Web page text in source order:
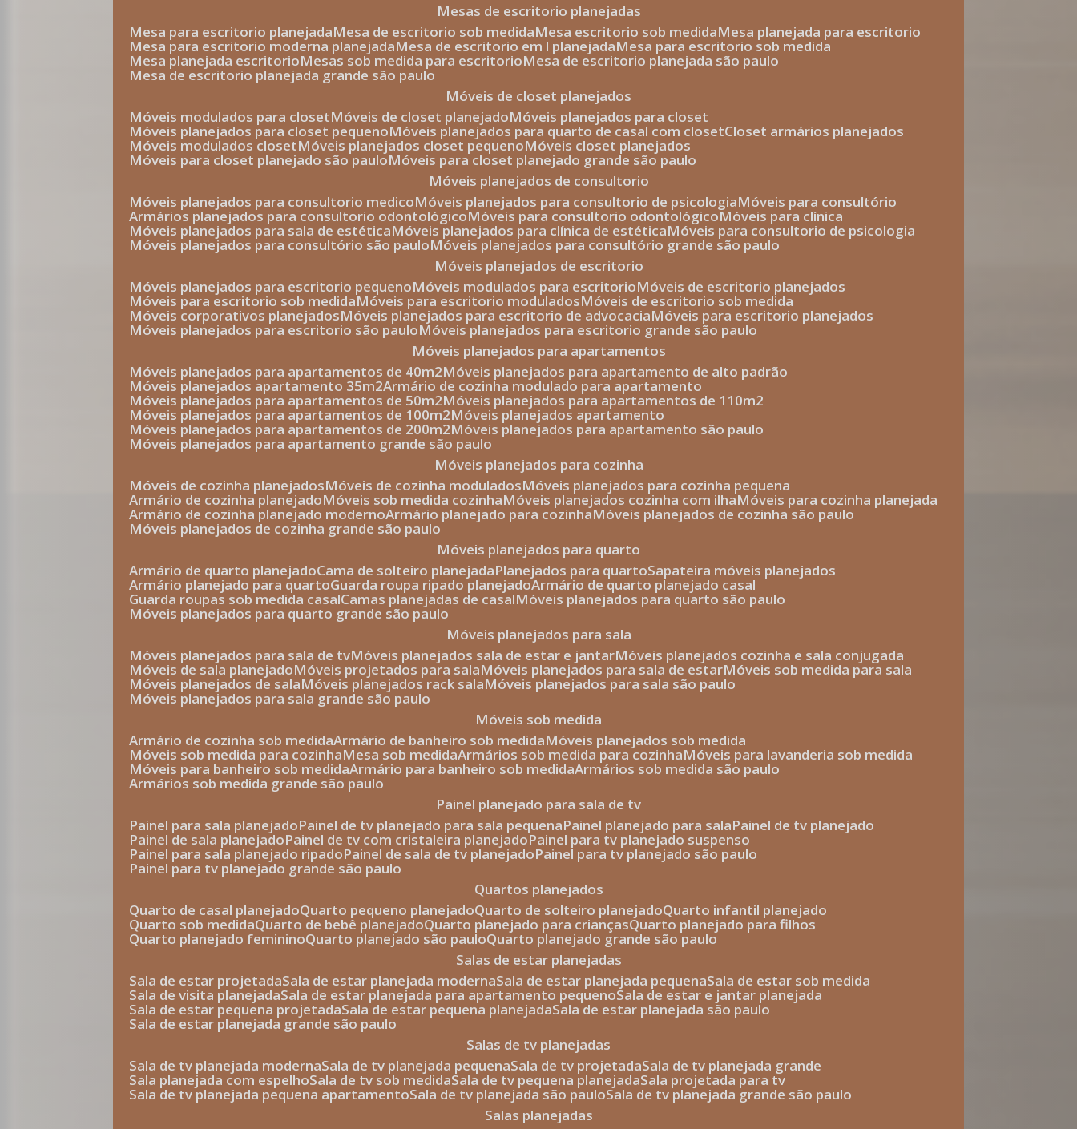
mesas de escritorio planejadas
mesa para escritorio planejada
mesa de escritorio sob medida mesa escritorio sob medida mesa planejada para escritorio
mesa para escritorio moderna planejada mesa de escritorio em l planejada mesa para escritorio sob medida
mesa planejada escritorio mesas sob medida para escritorio mesa de escritorio planejada são paulo
mesa de escritorio planejada grande são paulo
móveis de closet planejados
móveis modulados para closet
móveis de closet planejado móveis planejados para closet
móveis planejados para closet pequeno móveis planejados para quarto de casal com closet closet armários planejados
móveis modulados closet móveis planejados closet pequeno móveis closet planejados
móveis para closet planejado são paulo
móveis para closet planejado grande são paulo
móveis planejados de consultorio
móveis planejados para consultorio medico
móveis planejados para consultorio de psicologia móveis para consultório
armários planejados para consultorio odontológico móveis para consultorio odontológico móveis para clínica
móveis planejados para sala de estética móveis planejados para clínica de estética móveis para consultorio de psicologia
móveis planejados para consultório são paulo
móveis planejados para consultório grande são paulo
móveis planejados de escritorio
móveis planejados para escritorio pequeno
móveis modulados para escritorio móveis de escritorio planejados
móveis para escritorio sob medida móveis para escritorio modulados móveis de escritorio sob medida
móveis corporativos planejados móveis planejados para escritorio de advocacia móveis para escritorio planejados
móveis planejados para escritorio são paulo
móveis planejados para escritorio grande são paulo
móveis planejados para apartamentos
móveis planejados para apartamentos de 40m2
móveis planejados para apartamento de alto padrão
móveis planejados apartamento 35m2 armário de cozinha modulado para apartamento
móveis planejados para apartamentos de 50m2 móveis planejados para apartamentos de 110m2
móveis planejados para apartamentos de 100m2 móveis planejados apartamento
móveis planejados para apartamentos de 200m2 móveis planejados para apartamento são paulo
móveis planejados para apartamento grande são paulo
móveis planejados para cozinha
móveis de cozinha planejados
móveis de cozinha modulados móveis planejados para cozinha pequena
armário de cozinha planejado móveis sob medida cozinha móveis planejados cozinha com ilha móveis para cozinha planejada
armário de cozinha planejado moderno armário planejado para cozinha móveis planejados de cozinha são paulo
móveis planejados de cozinha grande são paulo
móveis planejados para quarto
armário de quarto planejado cama de solteiro planejada planejados para quarto sapateira móveis planejados
armário planejado para quarto guarda roupa ripado planejado armário de quarto planejado casal
guarda roupas sob medida casal camas planejadas de casal móveis planejados para quarto são paulo
móveis planejados para quarto grande são paulo
móveis planejados para sala
móveis planejados para sala de tv
móveis planejados sala de estar e jantar móveis planejados cozinha e sala conjugada
móveis de sala planejado móveis projetados para sala móveis planejados para sala de estar móveis sob medida para sala
móveis planejados de sala móveis planejados rack sala móveis planejados para sala são paulo
móveis planejados para sala grande são paulo
móveis sob medida
armário de cozinha sob medida armário de banheiro sob medida móveis planejados sob medida
móveis sob medida para cozinha mesa sob medida armários sob medida para cozinha móveis para lavanderia sob medida
móveis para banheiro sob medida armário para banheiro sob medida armários sob medida são paulo
armários sob medida grande são paulo
painel planejado para sala de tv
painel para sala planejado painel de tv planejado para sala pequena painel planejado para sala painel de tv planejado
painel de sala planejado painel de tv com cristaleira planejado painel para tv planejado suspenso
painel para sala planejado ripado painel de sala de tv planejado painel para tv planejado são paulo
painel para tv planejado grande são paulo
quartos planejados
quarto de casal planejado
quarto pequeno planejado quarto de solteiro planejado quarto infantil planejado
quarto sob medida quarto de bebê planejado quarto planejado para crianças quarto planejado para filhos
quarto planejado feminino quarto planejado são paulo
quarto planejado grande são paulo
salas de estar planejadas
sala de estar projetada sala de estar planejada moderna sala de estar planejada pequena sala de estar sob medida
sala de visita planejada sala de estar planejada para apartamento pequeno sala de estar e jantar planejada
sala de estar pequena projetada sala de estar pequena planejada sala de estar planejada são paulo
sala de estar planejada grande são paulo
salas de tv planejadas
sala de tv planejada moderna sala de tv planejada pequena sala de tv projetada sala de tv planejada grande
sala planejada com espelho sala de tv sob medida sala de tv pequena planejada sala projetada para tv
sala de tv planejada pequena apartamento sala de tv planejada são paulo sala de tv planejada grande são paulo
salas planejadas